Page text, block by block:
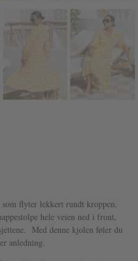
flyter lekkert rundt kroppen.
hele veien ned i front,
Med denne kjolen føler du
anledning.